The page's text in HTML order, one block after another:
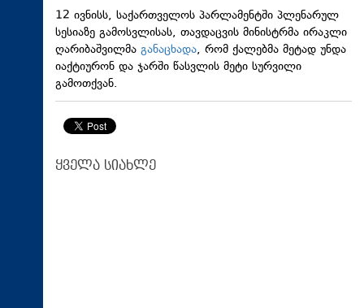
12 ივნისს, საქართველოს პარლამენტში პლენარულ
სესიაზე გამოსვლისას, თავდაცვის მინისტრმა ირაკლი
ღარიბაშვილმა განაცხადა, რომ ქალებმა მეტად უნდა
იაქტიურონ და ჯარში წასვლის მეტი სურვილი
გამოთქვან.
ყველა სიახლე